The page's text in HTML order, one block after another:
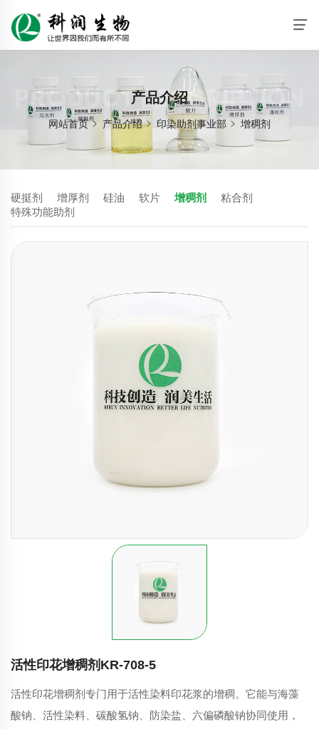
产品介绍
PRODUCT DESCRIPTION
网站首页 产品介绍 印染助剂事业部 增稠剂
硬挺剂 增厚剂 硅油 软片 增稠剂
粘合剂
特殊功能助剂
活性印花增稠剂KR-708-5
活性印花增稠剂专门用于活性染料印花浆的增稠。它能与海藻
酸钠、活性染料、碳酸氢钠、防染盐、六偏磷酸钠协同使用，